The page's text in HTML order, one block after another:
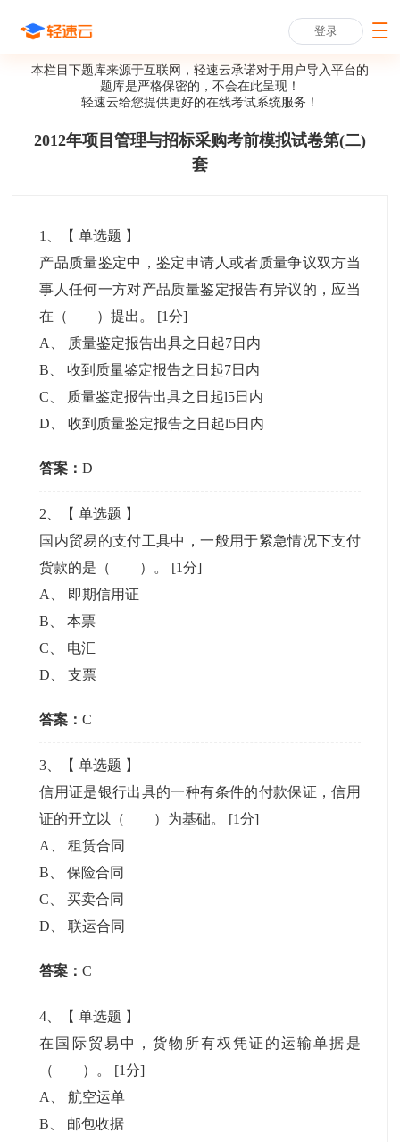
登录
本栏目下题库来源于互联网，轻速云承诺对于用户导入平台的
题库是严格保密的，不会在此呈现！
轻速云给您提供更好的在线考试系统服务！
2012年项目管理与招标采购考前模拟试卷第(二)
套
1 、【单选题 】
产品质量鉴定中，鉴定申请人或者质量争议双方当
事人任何一方对产品质量鉴定报告有异议的，应当
在（ ）提出。 [1分]
A
质量鉴定报告出具之日起7日内
B 、收到质量鉴定报告之日起7日内
C
质量鉴定报告出具之日起l5日内
D 、收到质量鉴定报告之日起l5日内
答案：D
2 、【单选题 】
国内贸易的支付工具中，一般用于紧急情况下支付
货款的是（ ）。 [1分]
A
即期信用证
B 、本票
C
电汇
D 、支票
答案：C
3 、【单选题 】
信用证是银行出具的一种有条件的付款保证，信用
证的开立以（ ）为基础。 [1分]
A
、租赁合同
B 、保险合同
C 、买卖合同
D 、联运合同
答案：C
4 、【单选题 】
在国际贸易中，货物所有权凭证的运输单据是
（ ）。 [1分]
A
、航空运单
B
邮包收据